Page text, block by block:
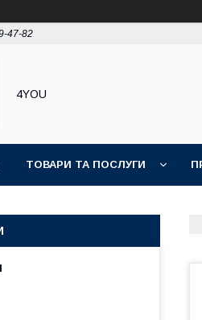
47-82
4YOU
ТОВАРИ ТА ПОСЛУГИ